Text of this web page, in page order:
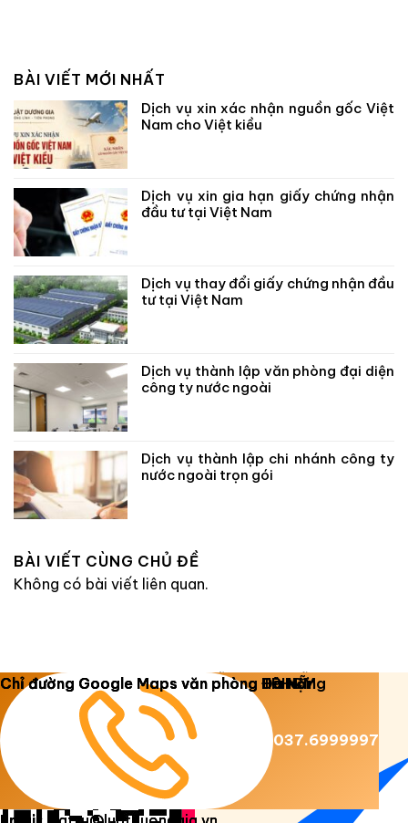
BÀI VIẾT MỚI NHẤT
Dịch vụ xin xác nhận nguồn gốc Việt
Nam cho Việt kiều
Dịch vụ xin gia hạn giấy chứng nhận
đầu tư tại Việt Nam
Dịch vụ thay đổi giấy chứng nhận đầu
tư tại Việt Nam
Dịch vụ thành lập văn phòng đại diện
công ty nước ngoài
Dịch vụ thành lập chi nhánh công ty
nước ngoài trọn gói
BÀI VIẾT CÙNG CHỦ ĐỀ
Không có bài viết liên quan.
Copyright 2026 © Luật Dương Gia